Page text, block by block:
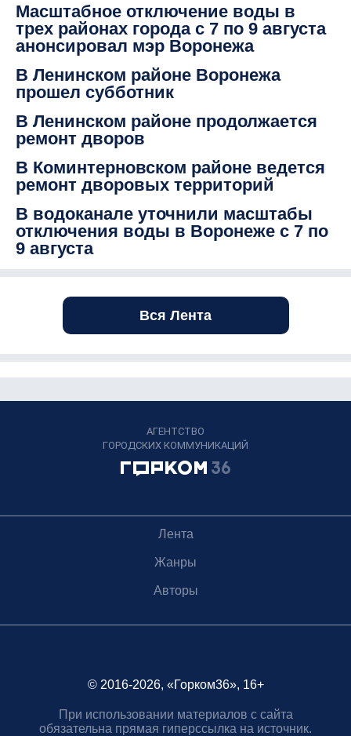
Масштабное отключение воды в
трех районах города с 7 по 9 августа
анонсировал мэр Воронежа
В Ленинском районе Воронежа
прошел субботник
В Ленинском районе продолжается
ремонт дворов
В Коминтерновском районе ведется
ремонт дворовых территорий
В водоканале уточнили масштабы
отключения воды в Воронеже с 7 по
9 августа
Вся Лента
АГЕНТСТВО
ГОРОДСКИХ КОММУНИКАЦИЙ
Лента
Жанры
Авторы
© 2016-2026, «Горком36», 16+
При использовании материалов с сайта
обязательна прямая гиперссылка на источник.